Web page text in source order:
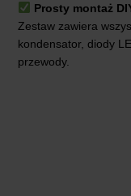
Prosty montaż
Zestaw zawiera
kondensator, diody
przewody.